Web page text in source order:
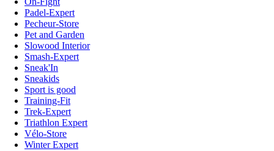
Padel-Expert
Pecheur-Store
Pet and Garden
Slowood Interior
Smash-Expert
Sneak'In
Sneakids
Sport is good
Training-Fit
Trek-Expert
Triathlon Expert
Vélo-Store
Winter Expert